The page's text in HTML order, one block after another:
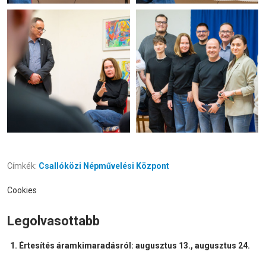
Címkék: Csallóközi Népművelési Központ
Cookies
Legolvasottabb
Értesítés áramkimaradásról: augusztus 13., augusztus 24.